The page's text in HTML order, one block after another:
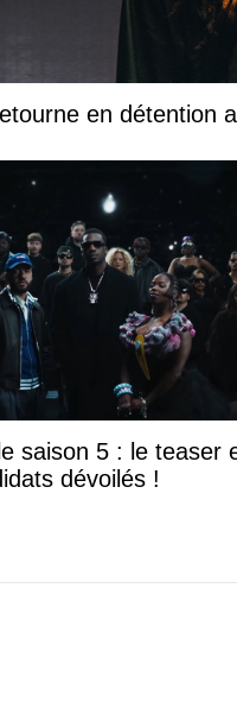
en détention
saison 5 : le teaser
dévoilés !